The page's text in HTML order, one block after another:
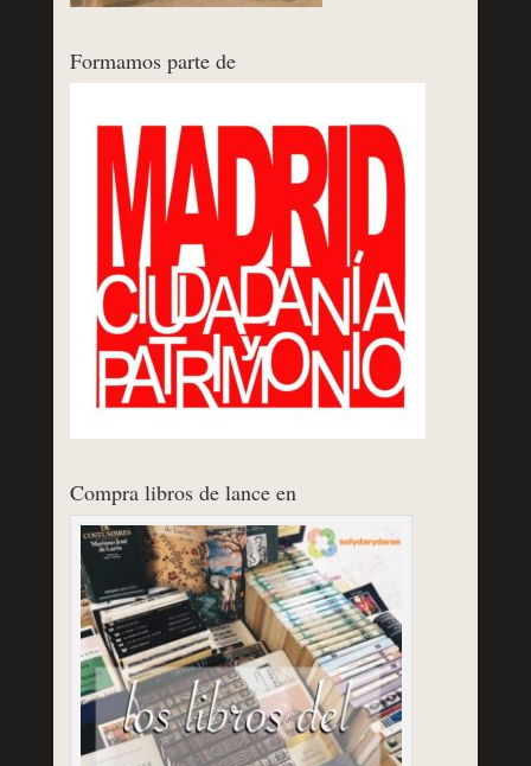
Formamos parte de
Compra libros de lance en